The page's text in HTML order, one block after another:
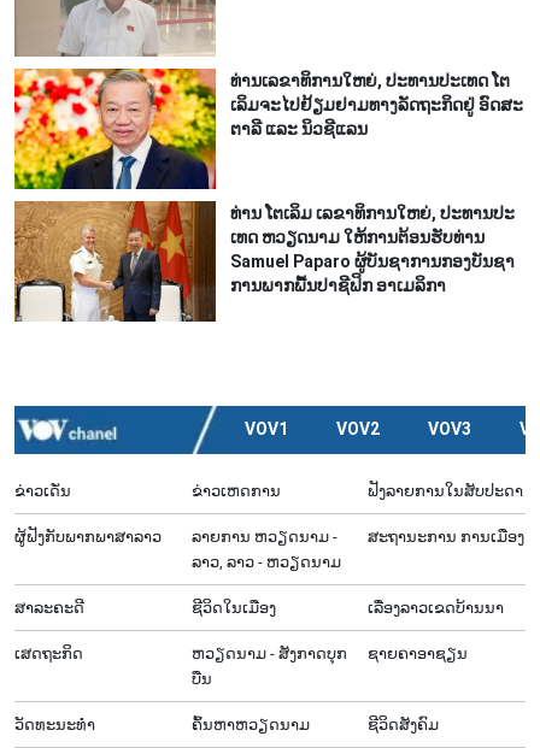
ທ່ານ​ເລ​ຂາ​ທິ​ການ​ໃຫຍ່, ປ​ະ​ທານ​ປະ​ເທດ ໂຕ​
ເລິມ​ຈະ​ໄປ​ຢ້ຽມ​ຢາມ​ທາງ​ລັດ​ຖະ​ກິດ​ຢູ່ ອົດ​ສະ​
ຕາ​ລີ ແລະ ນິວ​ຊີ​ແລນ
ທ່ານ ໂຕ​ເລິມ ເລ​ຂາ​ທິ​ການ​ໃຫຍ່, ປະ​ທານ​ປະ​
ເທດ ​ຫວຽດ​ນາມ ໃຫ້​ການ​ຕ້ອນ​ຮັບ​ທ່ານ
Samuel Paparo ຜູ້​ບັນ​ຊາ​ການກອງ​ບັນ​ຊາ​
ການພາກ​ພື້ນ​ປາ​ຊີ​ຟິກ ອາ​ເມ​ລິ​ກາ
VOV1 VOV2 VOV3
ຂ່າວເດັ່ນ ຂ່າວເຫດການ ຟັງລາຍການໃນສັບປະດາ
ຜູ້​ຟັງ​ກັບ​ພາກ​ພາ​ສາ​ລາວ
ລາຍ​ການ ຫວຽດນາມ -
ລາວ, ລາວ - ຫວຽດນາມ
ສະຖານະການ ການເມືອງ
ສາລະຄະດີ ຊີ​ວິດ​ໃນ​ເມືອງ ເລື່ອງ​ລາວ​ເ​ຂດ​ບ້ານ​ນາ
ເສດຖະກິດ
ຫວຽດ​ນາມ - ສັງ​ກາດ​ບຸກ​
ບືນ
ຊາຍຄາອາຊຽນ
ວັດທະນະທໍາ ຄົ້ນຫາຫວຽດນາມ ຊີ​ວິດ​ສັງ​ຄົມ